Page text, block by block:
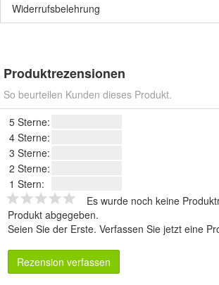
Widerrufsbelehrung
Produktrezensionen
So beurteilen Kunden dieses Produkt.
5 Sterne:
4 Sterne:
3 Sterne:
2 Sterne:
1 Stern:
Es wurde noch keine
Produkt abgegeben.
Seien Sie der Erste. Verfassen Sie jetzt eine
Rezension verfassen